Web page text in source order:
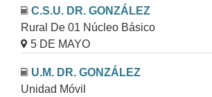
C.S.U. DR. GONZÁLEZ
Rural De 01 Núcleo Básico
5 DE MAYO
U.M. DR. GONZÁLEZ
Unidad Móvil